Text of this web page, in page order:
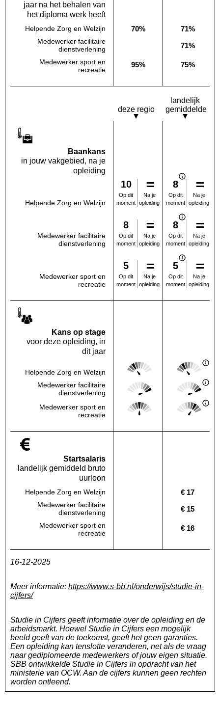
jaar na het behalen van
het diploma werk heeft
Helpende Zorg en Welzijn Deze opleiding:
70% Landelijk
71%
Medewerker facilitaire
dienstverlening
Deze opleiding:
Geen waarde bekendLandelijk
71%
Medewerker sport en
recreatie
Deze opleiding:
95% Landelijk
75%
deze regio
landelijk
gemiddelde
Baankans
in jouw vakgebied, na je
opleiding
Helpende Zorg en Welzijn
10
Op dit
moment
Na je
opleiding
8
Op dit
moment
Na je
opleiding
Medewerker facilitaire
dienstverlening
8
Op dit
moment
Na je
opleiding
8
Op dit
moment
Na je
opleiding
Medewerker sport en
recreatie
5
Op dit
moment
Na je
opleiding
5
Op dit
moment
Na je
opleiding
Kans op stage
voor deze opleiding, in
dit jaar
Helpende Zorg en Welzijn Deze regio:
Score: 2 van 5
Landelijk
Score: 2 van
Medewerker facilitaire
dienstverlening
Deze regio:
Score: 5 van 5
Landelijk
Score: 5 van
Medewerker sport en
recreatie
Deze regio:
Score: 3 van 5
Landelijk
Score: 4 van
Startsalaris
landelijk gemiddeld bruto
uurloon
Helpende Zorg en Welzijn Geen waarde bekendLandelijk
€ 17
Medewerker facilitaire
dienstverlening
Geen waarde bekendLandelijk
€ 15
Medewerker sport en
recreatie
Geen waarde bekendLandelijk
€ 16
16-12-2025
Meer informatie: https://www.s-bb.nl/onderwijs/studie-in-
cijfers/
Studie in Cijfers geeft informatie over de opleiding en de
arbeidsmarkt. Hoewel Studie in Cijfers een mogelijk
beeld geeft van de toekomst, geeft het geen garanties.
Een opleiding kan tenslotte veranderen, net als de vraag
naar gediplomeerde medewerkers of jouw eigen situatie.
SBB ontwikkelde Studie in Cijfers in opdracht van het
ministerie van OCW. Aan de cijfers kunnen geen rechten
worden ontleend.